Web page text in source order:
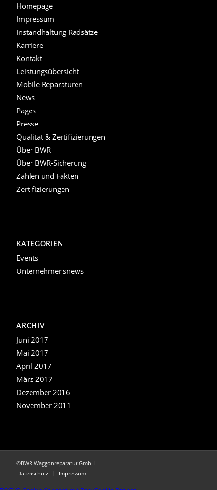
Homepage
Impressum
Instandhaltung Radsätze
Karriere
Kontakt
Leistungsübersicht
Mobile Reparaturen
News
Pages
Presse
Qualität & Zertifizierungen
Über BWR
Über BWR-Sicherung
Zahlen und Fakten
Zertifizierungen
KATEGORIEN
Events
Unternehmensnews
ARCHIV
Juni 2017
Mai 2017
April 2017
März 2017
Dezember 2016
November 2011
©BWR Waggonreparatur GmbH
Datenschutz
Impressum